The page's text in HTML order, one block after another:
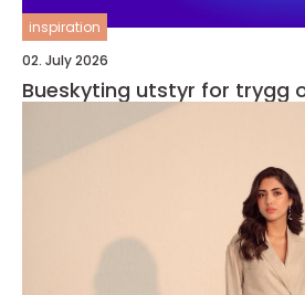
inspiration
02. July 2026
Bueskyting utstyr for trygg